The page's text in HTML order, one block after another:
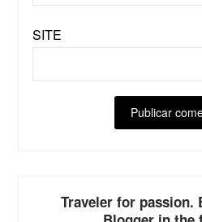
SITE
Traveler for passion.